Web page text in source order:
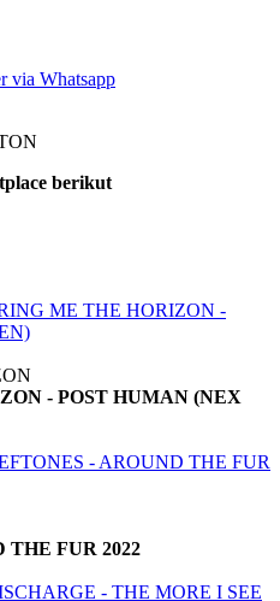
via Whatsapp
berikut
- POST HUMAN (NEX
THE FUR 2022